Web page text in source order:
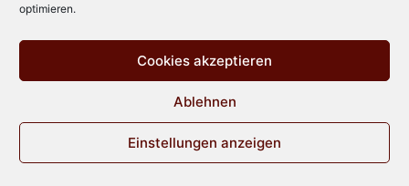
optimieren.
Cookies akzeptieren
Ablehnen
Einstellungen anzeigen
Vertrag widerrufen